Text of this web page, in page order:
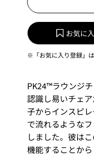
お気に
※「お気に入り登録」
PK24™ラウンジ
認識し易いチェ
子からインスピ
で流れるような
しました。彼は
機能することか